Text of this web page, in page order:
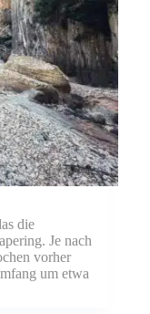
die
Je nach
vorher
um etwa